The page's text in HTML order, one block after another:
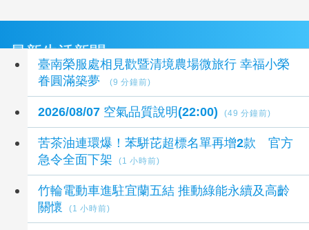
最新生活新聞
臺南榮服處相見歡暨清境農場微旅行 幸福小榮
眷圓滿築夢
(9 分鐘前)
2026/08/07 空氣品質說明(22:00) (49 分鐘前)
苦茶油連環爆！苯駢芘超標名單再增2款 官方
急令全面下架
(1 小時前)
竹輪電動車進駐宜蘭五結 推動綠能永續及高齡
關懷
(1 小時前)